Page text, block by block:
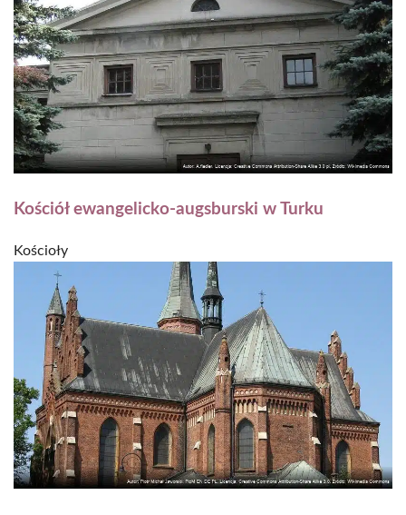
Kościół ewangelicko-augsburski w Turku
Kościoły